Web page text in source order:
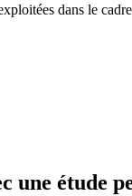
dans le
une étude